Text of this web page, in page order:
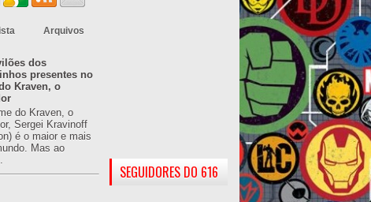
Arquivos
dos
presentes no
Kraven, o
do Kraven, o
Sergei Kravinoff
é o maior e mais
Mas ao
SEGUIDORES DO 616